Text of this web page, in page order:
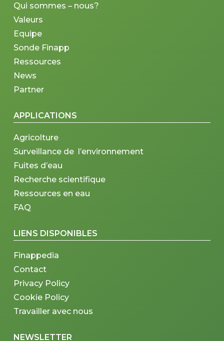
Qui sommes – nous?
Valeurs
Equipe
Sonde Finapp
Ressources
News
Partner
APPLICATIONS
Agricolture
Surveillance de l’environnement
Fuites d’eau
Recherche scientifique
Ressources en eau
FAQ
LIENS DISPONIBLES
Finappedia
Contact
Privacy Policy
Cookie Policy
Travailler avec nous
NEWSLETTER